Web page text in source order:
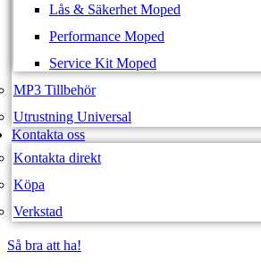
Lås & Säkerhet Moped
Performance Moped
Service Kit Moped
MP3 Tillbehör
Utrustning Universal
Kontakta oss
Kontakta direkt
Köpa
Verkstad
Så bra att ha!